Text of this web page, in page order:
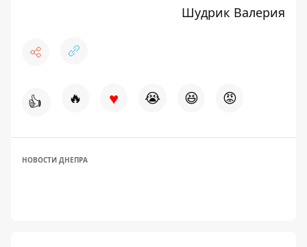
Шудрик Валерия
👍 🔥 ♥ 😭 😆 😡
НОВОСТИ ДНЕПРА